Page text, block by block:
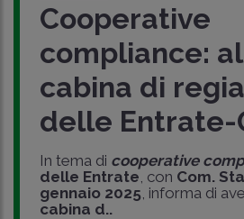
Cooperative
compliance:
cabina di
delle Entrate-
In tema di cooperative
delle Entrate , con Com.
gennaio 2025, informa di
cabina d..